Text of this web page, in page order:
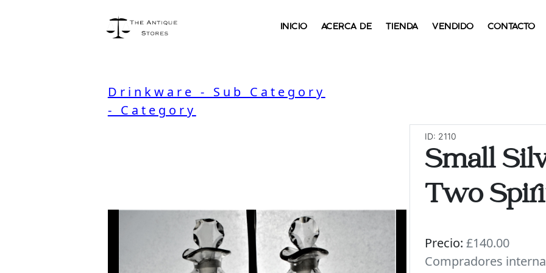
INICIO ACERCA DE TIENDA VENDIDO CONTACTO
Drinkware - Sub Category
- Category
ID: 2110
Small
Two
Precio: £140.00
Compradores